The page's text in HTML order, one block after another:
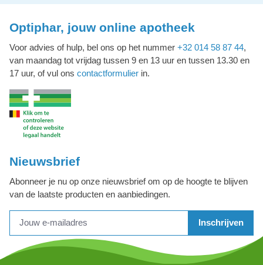
Optiphar, jouw online apotheek
Voor advies of hulp, bel ons op het nummer +32 014 58 87 44,
van maandag tot vrijdag tussen 9 en 13 uur en tussen 13.30 en
17 uur, of vul ons contactformulier in.
Nieuwsbrief
Abonneer je nu op onze nieuwsbrief om op de hoogte te blijven
van de laatste producten en aanbiedingen.
Inschrijven